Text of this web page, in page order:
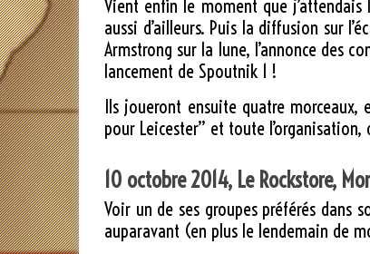
Vient enfin le moment que j’attendais
aussi d’ailleurs. Puis la diffusion sur
Armstrong sur la lune, l’annonce des
lancement de Spoutnik 1 !
Ils joueront ensuite quatre morceaux,
pour Leicester” et toute
10 octobre 2014, Le Rockstore,
Voir un de ses groupes préférés dans
auparavant (en plus le lendemain de